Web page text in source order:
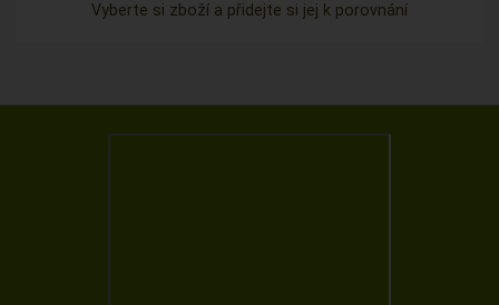
Vyberte si zboží a přidejte si jej k porovnání